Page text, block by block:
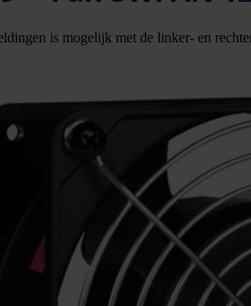
is mogelijk met de linker- en